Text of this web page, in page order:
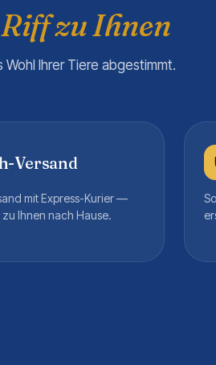
zu Ihnen
Ihrer Tiere abgestimmt.
Versand
mit Express-Kurier —
Ihnen nach Hause.